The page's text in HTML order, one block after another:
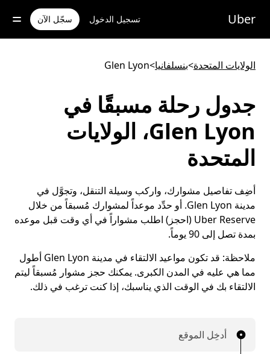
للوصول
المحتوى
Uber تسجيل الدخول سجّل الآن
الولايات المتحدة>بنسلفانيا>
Glen Lyon
جدول رحلة مسبقًا في
Glen Lyon، الولايات
المتحدة
أضِف تفاصيل مشوارك، واركب وسيلة التنقل، وتجوَّل في
مدينة Glen Lyon. أو حدِّد موعداً لمشوارك مُسبقاً من خلال
Uber Reserve (احجز) اطلب مشواراً في أي وقت قبل موعده
بمدة تصل إلى 90 يوماً.
ملاحظة:
قد تكون مواعيد الالتقاء في مدينة Glen Lyon أطول
مما هي عليه في المدن الكبرى. يمكنك حجز مشوار مُسبقاً ليتم
الالتقاء بك في الوقت الذي يناسبك، إذا كنت ترغب في ذلك.
أدخِل الموقع